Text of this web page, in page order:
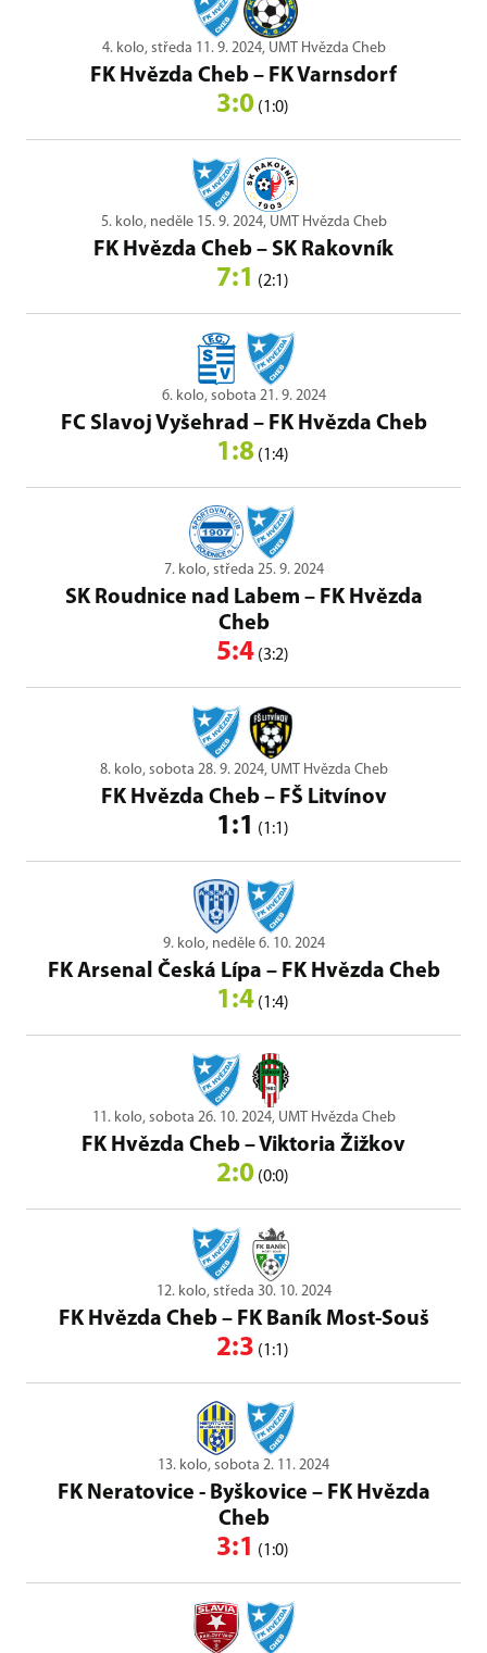
4. kolo, středa 11. 9. 2024, UMT Hvězda Cheb
FK Hvězda Cheb – FK Varnsdorf
3:0 (1:0)
5. kolo, neděle 15. 9. 2024, UMT Hvězda Cheb
FK Hvězda Cheb – SK Rakovník
7:1 (2:1)
6. kolo, sobota 21. 9. 2024
FC Slavoj Vyšehrad – FK Hvězda Cheb
1:8 (1:4)
7. kolo, středa 25. 9. 2024
SK Roudnice nad Labem – FK Hvězda
Cheb
5:4 (3:2)
8. kolo, sobota 28. 9. 2024, UMT Hvězda Cheb
FK Hvězda Cheb– FŠ Litvínov
1:1 (1:1)
9. kolo, neděle 6. 10. 2024
FK Arsenal Česká Lípa – FK Hvězda Cheb
1:4 (1:4)
11. kolo, sobota 26. 10. 2024, UMT Hvězda Cheb
FK Hvězda Cheb – Viktoria Žižkov
2:0 (0:0)
12. kolo, středa 30. 10. 2024
FK Hvězda Cheb– FK Baník Most-Souš
2:3 (1:1)
13. kolo, sobota 2. 11. 2024
FK Neratovice - Byškovice – FK Hvězda
Cheb
3:1 (1:0)